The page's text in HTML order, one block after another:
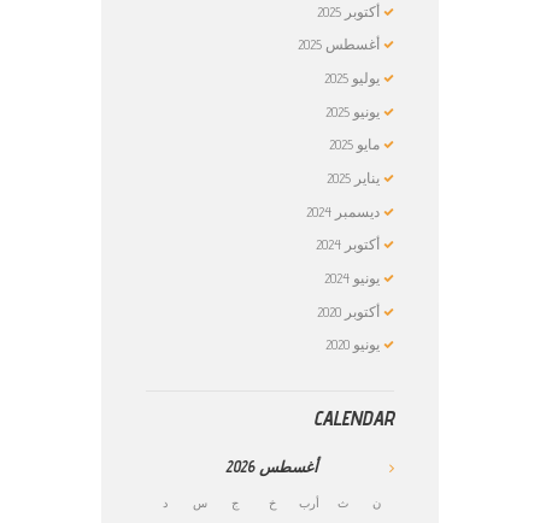
أكتوبر2025
أغسطس2025
يوليو2025
يونيو2025
مايو2025
يناير2025
ديسمبر2024
أكتوبر2024
يونيو2024
أكتوبر2020
يونيو2020
CALENDAR
أغسطس2026
ن ث أرب خ ج س د